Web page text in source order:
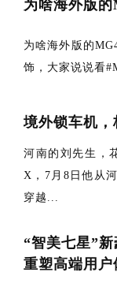
为啥海外版
为啥海外版的
饰，大家说说看
境外锁车机
河南的刘先生，
X，7月8日他从
穿越...
“智美七星”
重塑高端用户